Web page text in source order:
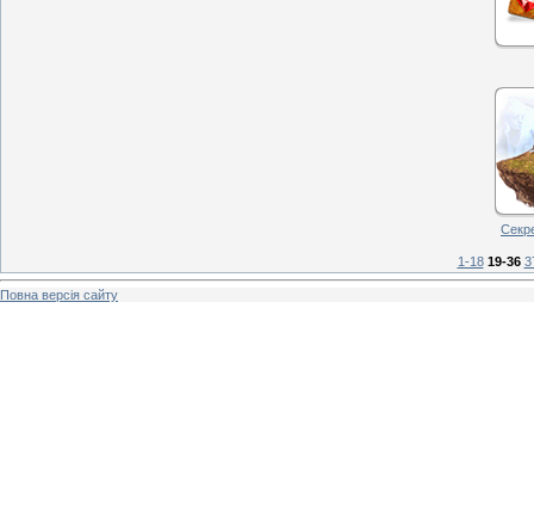
1-18 19-36
Повна версія сайту